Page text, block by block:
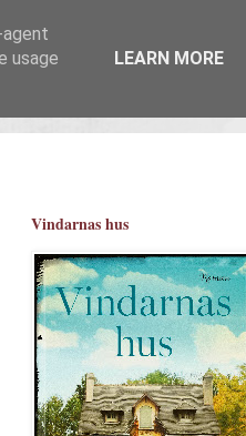
Vindarnas hus
usage
LEARN MORE